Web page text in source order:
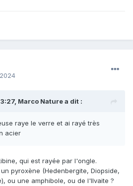
Marco Naturea dit :
raye le verre et ai rayé très
acier
qui est rayée par l'ongle.
pyroxène (Hedenbergite, Diopside,
ou une amphibole, ou de l'Ilvaite ?